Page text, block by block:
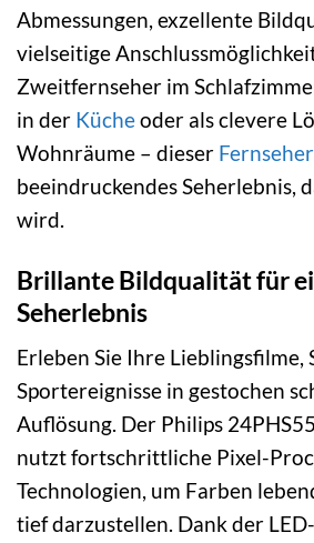
Abmessungen, exzellente
vielseitige
Zweitfernseher im
in der Kücheoder als clevere
Wohnräume – dieser Fernseher
beeindruckendes Seherlebnis,
wird.
Brillante Bildqualität für
Seherlebnis
Erleben Sie Ihre Lieblingsfilme,
Sportereignisse in gestochen
Auflösung. Der Philips
nutzt fortschrittliche Pixel-
Technologien, um Farben
tief darzustellen. Dank der LED-